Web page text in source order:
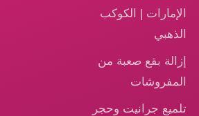
الإمارات | الكوكب
الذهبي
إزالة بقع صعبة من
المفروشات
تلميع جرانيت وحجر